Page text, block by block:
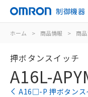
制御機器
ホーム > 商品情報 > 商
押ボタンスイッチ
A16L-
A16□-P 押ボタンス